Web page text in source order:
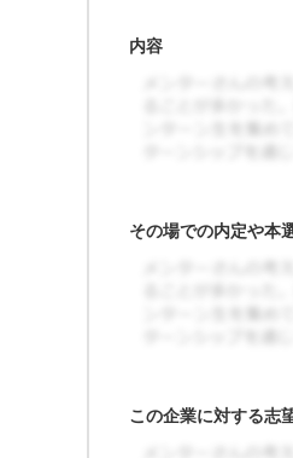
内容
その場での内定や本
この企業に対する志